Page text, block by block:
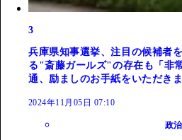
3
兵庫県知事選挙、注目の候補者
る"斎藤ガールズ"の存在も「非
通、励ましのお手紙をいただきま
2024年11月05日 07:10
政